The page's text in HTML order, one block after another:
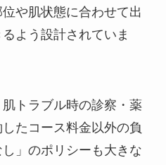
や肌状態に合わせて出
よう設計されていま
トラブル時の診察・薬
たコース料金以外の負
」のポリシーも大きな